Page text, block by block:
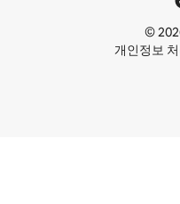
©
개인정보